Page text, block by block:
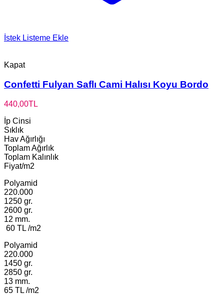
İstek Listeme Ekle
Kapat
Confetti Fulyan Saflı Cami Halısı Koyu Bordo
440,00TL
İp Cinsi
Sıklık
Hav Ağırlığı
Toplam Ağırlık
Toplam Kalınlık
Fiyat/m2
Polyamid
220.000
1250 gr.
2600 gr.
12 mm.
60 TL /m2
Polyamid
220.000
1450 gr.
2850 gr.
13 mm.
65 TL /m2